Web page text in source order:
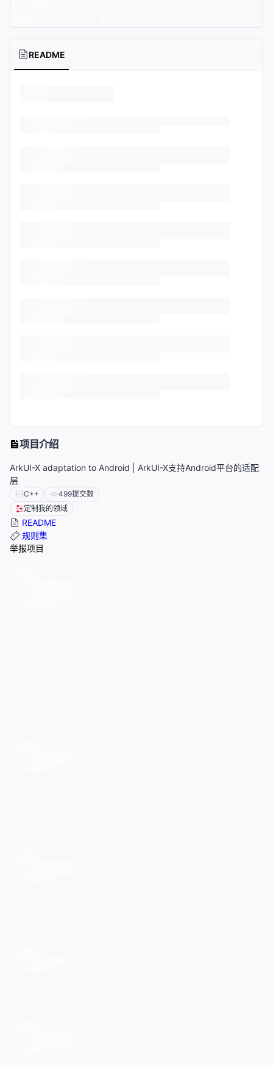
README
项目介绍
ArkUI-X adaptation to Android | ArkUI-X支持Android平台的适配
层
C++ 499提交数
定制我的领域
README
规则集
举报项目